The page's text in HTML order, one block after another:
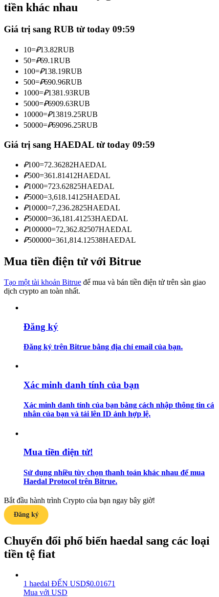
Trở thành Nhà giao dịch Sao chép
Tận hưởng chia sẻ lợi nhuận và hoa hồng giao dịch sao chép
Thông tin
Phân tích dữ liệu lớn bao gồm thông tin giao dịch, v.v.
Hướng dẫn
Chiến lược giao dịch
Học cách duy trì lợi nhuận
Earn
tiền khác nhau
Giá trị sang RUB từ today 09:59
10=₽13.82RUB
50=₽69.1RUB
100=₽138.19RUB
500=₽690.96RUB
1000=₽1381.93RUB
5000=₽6909.63RUB
10000=₽13819.25RUB
50000=₽69096.25RUB
Giá trị sang HAEDAL từ today 09:59
₽100=72.36282HAEDAL
₽500=361.81412HAEDAL
₽1000=723.62825HAEDAL
₽5000=3,618.14125HAEDAL
₽10000=7,236.2825HAEDAL
₽50000=36,181.41253HAEDAL
₽100000=72,362.82507HAEDAL
₽500000=361,814.12538HAEDAL
Mua tiền điện tử với Bitrue
Tạo một tài khoản Bitrue để mua và bán tiền điện tử trên sàn giao
dịch crypto an toàn nhất.
Đăng ký
Đăng ký trên Bitrue bằng địa chỉ email của bạn.
Xác minh danh tính của bạn
Xác minh danh tính của bạn bằng cách nhập thông tin cá
nhân của bạn và tải lên ID ảnh hợp lệ.
Mua tiền điện tử!
Sử dụng nhiều tùy chọn thanh toán khác nhau để mua
Haedal Protocol trên Bitrue.
Bắt đầu hành trình Crypto của bạn ngay bây giờ!
Đăng ký
Chuyển đổi phổ biến haedal sang các loại
tiền tệ fiat
1 haedal ĐẾN USD$0.01671
Mua với USD